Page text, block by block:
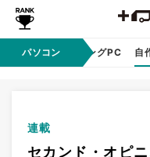
パソコン
PC本体 ゲーミングPC 自
連載
セカンド・オピ